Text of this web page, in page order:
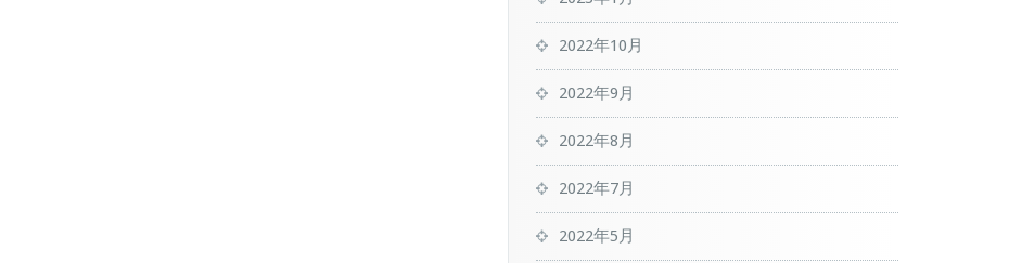
2022年10月
2022年9月
2022年8月
2022年7月
2022年5月